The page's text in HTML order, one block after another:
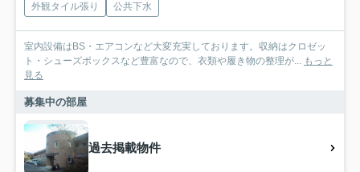
外観タイル張り
公共下水
室内設備はBS・エアコンなど大変充実しております。収納はクロゼッ
ト・シューズボックスなど豊富なので、衣類や履き物の整理が... もっと
見る
募集中の部屋
過去掲載物件